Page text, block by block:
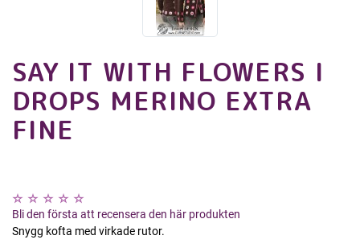
SAY IT WITH FLOWERS I
DROPS MERINO EXTRA
FINE
Bli den första att recensera den här produkten
Snygg kofta med virkade rutor.